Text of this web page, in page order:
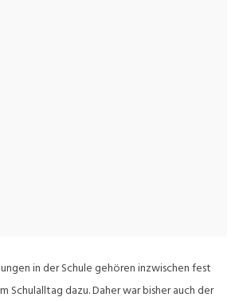
in der Schule gehören inzwischen fest
Schulalltag dazu. Daher war bisher auch der